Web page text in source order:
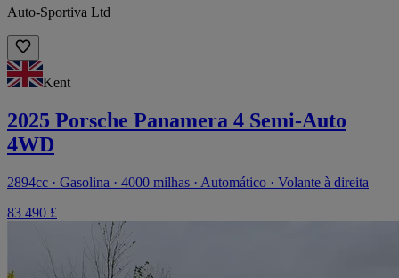
Auto-Sportiva Ltd
Kent
2025 Porsche Panamera 4 Semi-Auto
4WD
2894cc · Gasolina · 4000 milhas · Automático · Volante à direita
83 490 £